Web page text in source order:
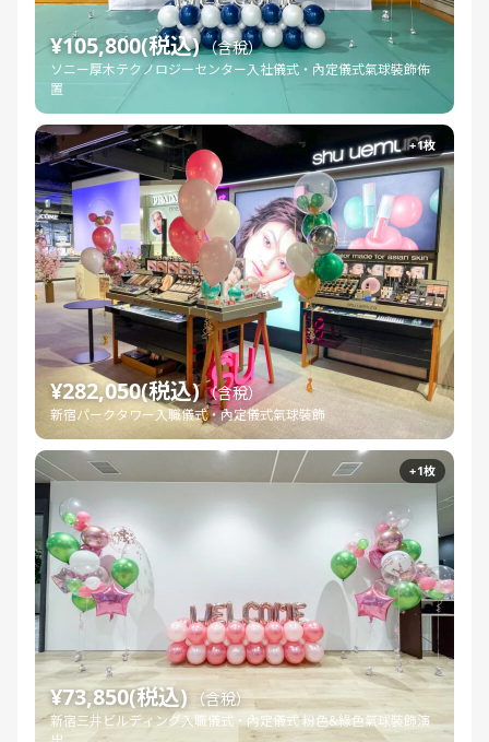
¥105,800(税込)（含稅）
ソニー厚木テクノロジーセンター入社儀式・內定儀式氣球裝飾佈
置
+1枚
¥282,050(税込)（含稅）
新宿パークタワー入職儀式・內定儀式氣球裝飾
+1枚
¥73,850(税込) （含稅）
新宿三井ビルディング入職儀式・內定儀式 粉色&綠色氣球裝飾演